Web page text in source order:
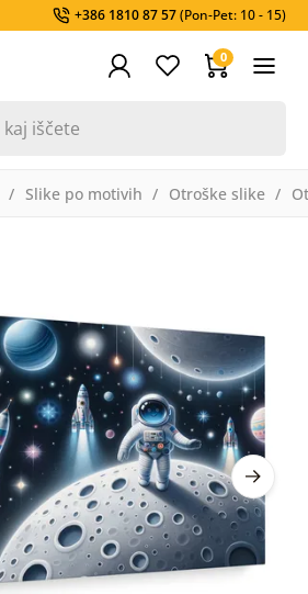
+386 1810 87 57(Pon-Pet: 10 - 15)
0
Slike po motivih Otroške slike